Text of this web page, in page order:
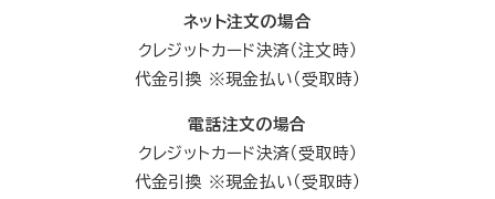
ネット注文の場合
クレジットカード決済（注文時）
代金引換 ※現金払い（受取時）
電話注文の場合
クレジットカード決済（受取時）
代金引換 ※現金払い（受取時）